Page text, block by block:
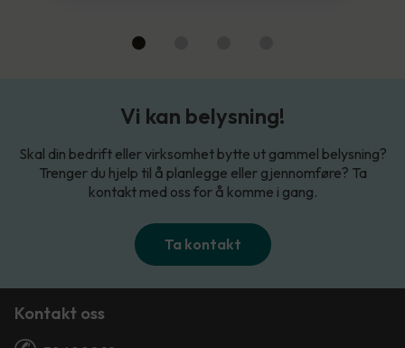
Vi kan belysning!
Skal din bedrift eller virksomhet bytte ut gammel belysning?
Trenger du hjelp til å planlegge eller gjennomføre? Ta
kontakt med oss for å komme i gang.
Ta kontakt
Kontakt oss